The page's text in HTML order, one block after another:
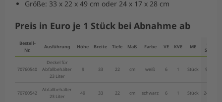
Größe: 33 x 22 x 49 cm oder 24 x 17 x 28 cm
Preis in Euro je 1 Stück bei Abnahme ab
Bestell-
Nr.
Ausführung Höhe Breite Tiefe Maß Farbe VE KVE ME
ab 1
Stück
70760540
Deckel für
Abfallbehälter
23 Liter
9 33 22 cm weiß 6 1 Stück 9,80 €
70760542
Abfallbehälter
23 Liter
49 33 22 cm schwarz 6 1 Stück 24,35 €